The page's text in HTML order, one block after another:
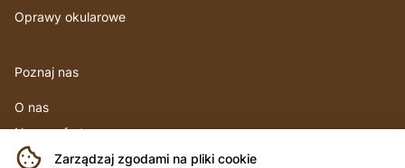
Zarządzaj zgodami na pliki cookie
Oprawy okularowe
Poznaj nas
O nas
Nasza oferta
Produkty